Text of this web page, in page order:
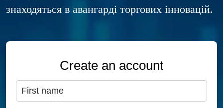
знаходяться в авангарді торгових інновацій.